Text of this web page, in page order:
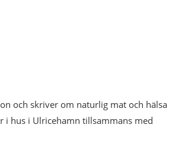
och skriver om naturlig mat och hälsa
i hus i Ulricehamn tillsammans med